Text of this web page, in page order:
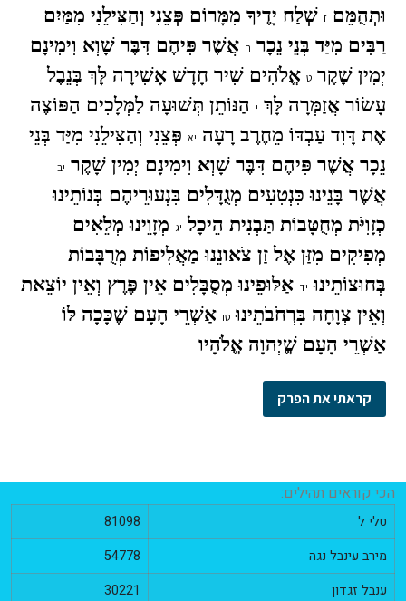
וּתְהֻמֵּם ז שְׁלַח יָדֶיךָ מִמָּרוֹם פְּצֵנִי וְהַצִּילֵנִי מִמַּיִם
רַבִּים מִיַּד בְּנֵי נֵכָר ח אֲשֶׁר פִּיהֶם דִּבֶּר שָׁוְא וִימִינָם
יְמִין שָׁקֶר ט אֱלֹהִים שִׁיר חָדָשׁ אָשִׁירָה לָּךְ בְּנֵבֶל
עָשׂוֹר אֲזַמְּרָה לָּךְ י הַנּוֹתֵן תְּשׁוּעָה לַמְּלָכִים הַפּוֹצֶה
אֶת דָּוִד עַבְדּוֹ מֵחֶרֶב רָעָה יא פְּצֵנִי וְהַצִּילֵנִי מִיַּד בְּנֵי
נֵכָר אֲשֶׁר פִּיהֶם דִּבֶּר שָׁוְא וִימִינָם יְמִין שָׁקֶר יב
אֲשֶׁר בָּנֵינוּ כִּנְטִעִים מְגֻדָּלִים בִּנְעוּרֵיהֶם בְּנוֹתֵינוּ
כְזָוִיֹּת מְחֻטָּבוֹת תַּבְנִית הֵיכָל יג מְזָוֵינוּ מְלֵאִים
מְפִיקִים מִזַּן אֶל זַן צֹאונֵנוּ מַאֲלִיפוֹת מְרֻבָּבוֹת
בְּחוּצוֹתֵינוּ יד אַלּוּפֵינוּ מְסֻבָּלִים אֵין פֶּרֶץ וְאֵין יוֹצֵאת
וְאֵין צְוָחָה בִּרְחֹבֹתֵינוּ טו אַשְׁרֵי הָעָם שֶׁכָּכָה לּוֹ
אַשְׁרֵי הָעָם שֱׁיְהוָה אֱלֹהָיו
הכי קוראים תהילים:
טלי ל
81098
מירב עינבל נגה
54778
ענבל זגדון
30221